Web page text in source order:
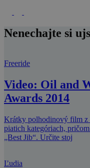
Nenechajte si
Freeride
Video: Oil and
Awards 2014
Krátky polhodinový film z
piatich kategóriach,
„Best Jib“. Určite stoj
Ľudia